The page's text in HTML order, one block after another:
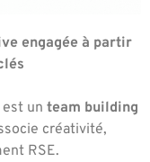
engagée à partir
est un team building
créativité,
RSE.